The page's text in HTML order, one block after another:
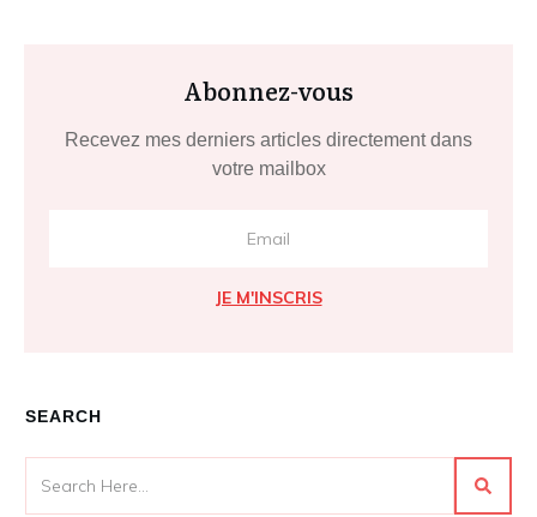
Abonnez-vous
Recevez mes derniers articles directement dans
votre mailbox
JE M'INSCRIS
SEARCH